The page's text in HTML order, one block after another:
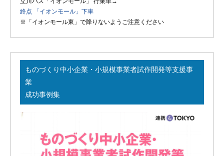
終点 「イオンモール」下車
※「イオンモール東」で降りないようご注意ください
ものづくり中小企業・小規模事業者試作開発等支援事
業
成功事例集